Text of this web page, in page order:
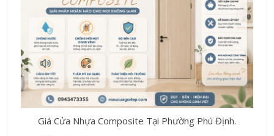
Giá Cửa Nhựa Composite Tại Phường Phú Định.